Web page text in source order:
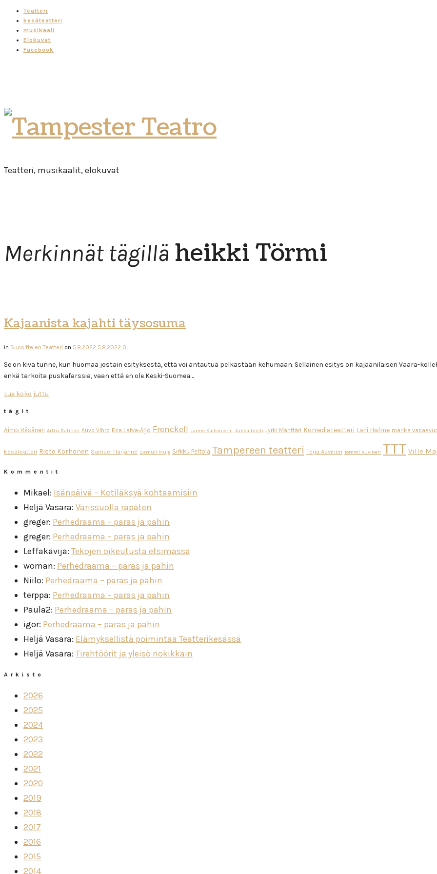
Teatteri
kesäteatteri
musikaali
Elokuvat
Facebook
Tampester
Teatro
Teatteri, musikaalit, elokuvat
Merkinnät tägillä heikki Törmi
Kajaanista kajahti täysosuma
in Suosittelen Teatteri on 5.8.2022 5.8.2022 0
Se on kiva tunne, kun huomaa jostain esityksestä, että voi antautua pelkästään kehumaan. Sellainen esitys on kajaanilaisen Vaara-
enkä tarkoita puskafarssia, vaan että en ole Keski-Suomea…
Lue koko juttu
tägit
Aimo Räsänen Arttu Ratinen Auvo Vihro Esa Latva-Äijö Frenckell Janne Kallioniemi Jukka Leisti Jyrki Mänttäri Komediateatteri Lari Halme marika
kesäteatteri Risto Korhonen Samuel Harjanne Samuli Muje Sirkku Peltola Tampereen teatteri Teija Auvinen Tommi Auvinen TTT Ville
Kommentit
Mikael: Isänpäivä – Kotiläksyä kohtaamisiin
Heljä Vasara: Varissuolla räpäten
greger: Perhedraama – paras ja pahin
greger: Perhedraama – paras ja pahin
Leffakävijä: Tekojen oikeutusta etsimässä
woman: Perhedraama – paras ja pahin
Niilo: Perhedraama – paras ja pahin
terppa: Perhedraama – paras ja pahin
Paula2: Perhedraama – paras ja pahin
igor: Perhedraama – paras ja pahin
Heljä Vasara: Elämyksellistä poimintaa Teatterikesässä
Heljä Vasara: Tirehtöörit ja yleisö nokikkain
Arkisto
2026
2025
2024
2023
2022
2021
2020
2019
2018
2017
2016
2015
2014